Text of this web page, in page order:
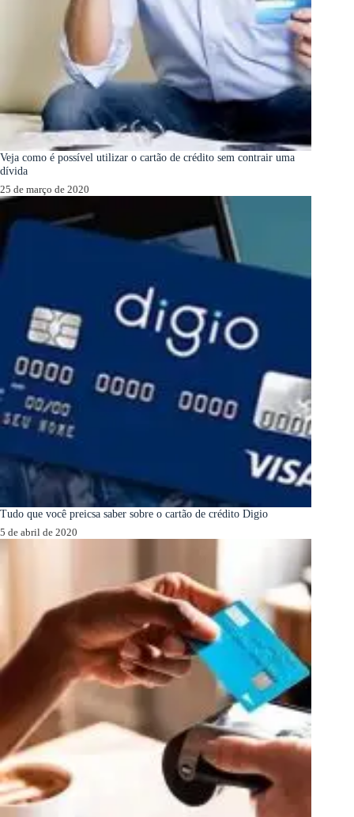
Veja como é possível utilizar o cartão de crédito sem contrair uma
dívida
25 de março de 2020
Tudo que você preicsa saber sobre o cartão de crédito Digio
5 de abril de 2020